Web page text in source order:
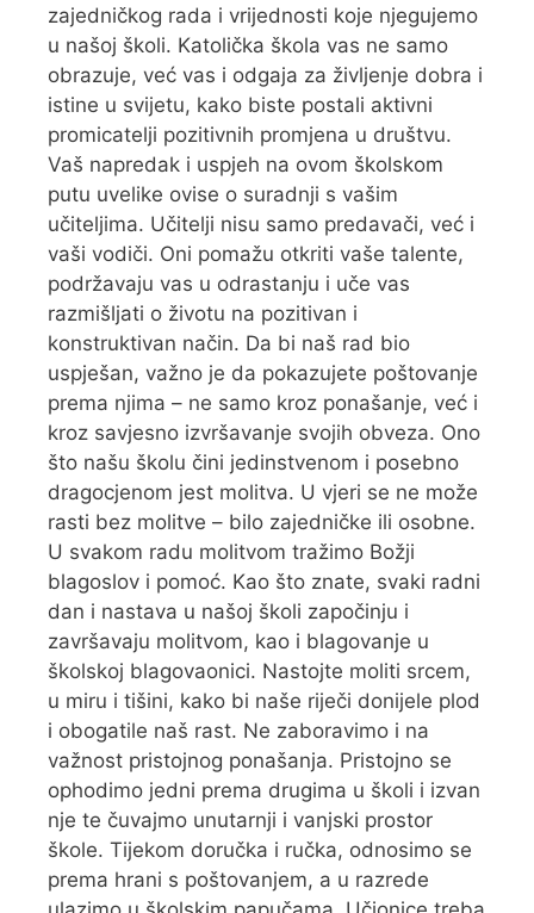
zajedničkog rada i vrijednosti koje njegujemo
u našoj školi. Katolička škola vas ne samo
obrazuje, već vas i odgaja za življenje dobra i
istine u svijetu, kako biste postali aktivni
promicatelji pozitivnih promjena u društvu.
Vaš napredak i uspjeh na ovom školskom
putu uvelike ovise o suradnji s vašim
učiteljima. Učitelji nisu samo predavači, već i
vaši vodiči. Oni pomažu otkriti vaše talente,
podržavaju vas u odrastanju i uče vas
razmišljati o životu na pozitivan i
konstruktivan način. Da bi naš rad bio
uspješan, važno je da pokazujete poštovanje
prema njima – ne samo kroz ponašanje, već i
kroz savjesno izvršavanje svojih obveza. Ono
što našu školu čini jedinstvenom i posebno
dragocjenom jest molitva. U vjeri se ne može
rasti bez molitve – bilo zajedničke ili osobne.
U svakom radu molitvom tražimo Božji
blagoslov i pomoć. Kao što znate, svaki radni
dan i nastava u našoj školi započinju i
završavaju molitvom, kao i blagovanje u
školskoj blagovaonici. Nastojte moliti srcem,
u miru i tišini, kako bi naše riječi donijele plod
i obogatile naš rast. Ne zaboravimo i na
važnost pristojnog ponašanja. Pristojno se
ophodimo jedni prema drugima u školi i izvan
nje te čuvajmo unutarnji i vanjski prostor
škole. Tijekom doručka i ručka, odnosimo se
prema hrani s poštovanjem, a u razrede